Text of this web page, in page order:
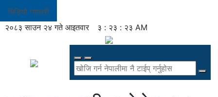
भिडियो ग्यालरी
२०८३ साउन २४ गते आइतवार
३ : २३ : २३ AM